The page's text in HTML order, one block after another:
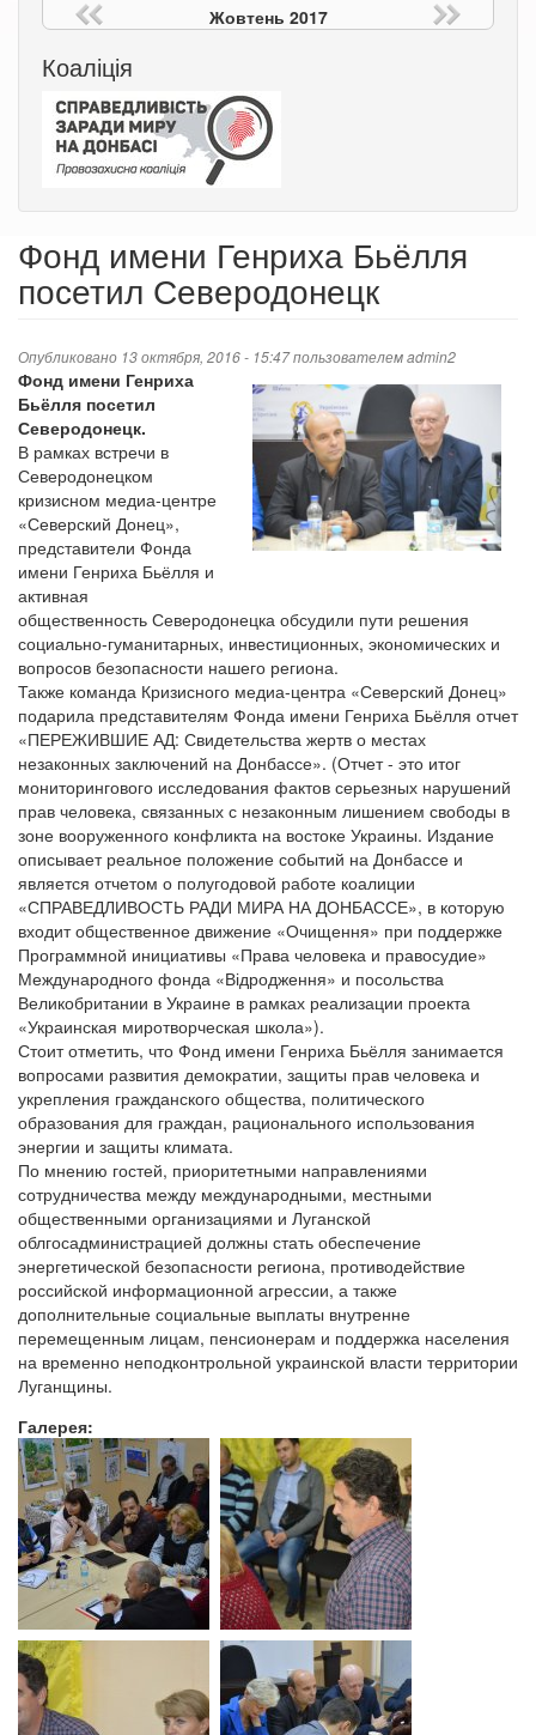
Жовтень 2017
Коаліція
Фонд имени Генриха Бьёлля
посетил Северодонецк
Опубликовано 13 октября, 2016 - 15:47 пользователемadmin2
Фонд имени Генриха
Бьёлля посетил
Северодонецк.
В рамках встречи в
Северодонецком
кризисном медиа-центре
«Северский Донец»,
представители Фонда
имени Генриха Бьёлля и
активная
общественность Северодонецка обсудили пути решения
социально-гуманитарных, инвестиционных, экономических и
вопросов безопасности нашего региона.
Также команда Кризисного медиа-центра «Северский Донец»
подарила представителям Фонда имени Генриха Бьёлля отчет
«ПЕРЕЖИВШИЕ АД: Свидетельства жертв о местах
незаконных заключений на Донбассе». (Отчет - это итог
мониторингового исследования фактов серьезных нарушений
прав человека, связанных с незаконным лишением свободы в
зоне вооруженного конфликта на востоке Украины. Издание
описывает реальное положение событий на Донбассе и
является отчетом о полугодовой работе коалиции
«СПРАВЕДЛИВОСТЬ РАДИ МИРА НА ДОНБАССЕ», в которую
входит общественное движение «Очищення» при поддержке
Программной инициативы «Права человека и правосудие»
Международного фонда «Відродження» и посольства
Великобритании в Украине в рамках реализации проекта
«Украинская миротворческая школа»).
Стоит отметить, что Фонд имени Генриха Бьёлля занимается
вопросами развития демократии, защиты прав человека и
укрепления гражданского общества, политического
образования для граждан, рационального использования
энергии и защиты климата.
По мнению гостей, приоритетными направлениями
сотрудничества между международными, местными
общественными организациями и Луганской
облгосадминистрацией должны стать обеспечение
энергетической безопасности региона, противодействие
российской информационной агрессии, а также
дополнительные социальные выплаты внутренне
перемещенным лицам, пенсионерам и поддержка населения
на временно неподконтрольной украинской власти территории
Луганщины.
Галерея: